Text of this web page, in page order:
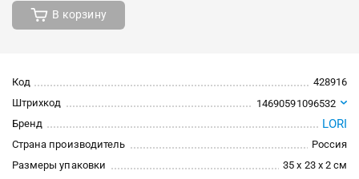
В корзину
Код
428916
Штрихкод
14690591096532
Бренд
LORI
Страна производитель
Россия
Размеры упаковки
35 x 23 x 2 см